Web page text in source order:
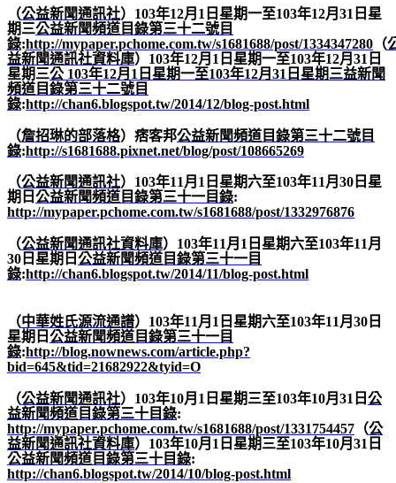
（公益新聞通訊社） 103年12月 1 日星期一至103年12月 31 日星
期三公益新聞頻道目錄第三十二號目
錄:http://mypaper.pchome.com.tw/s1681688/post/1334347280 （
益新聞通訊社資料庫） 103年12月 1 日星期一至103年12月 31 日
星期三公103年12月 1 日星期一至103年12月 31 日星期三益新聞
頻道目錄第三十二號目
錄:http://chan6.blogspot.tw/2014/12/blog-post.html
（詹招琳的部落格）痞客邦公益新聞頻道目錄第三十二號目
錄:http://s1681688.pixnet.net/blog/post/108665269
（公益新聞通訊社） 103年11 月 1 日星期六至103年11 月 30 日星
期日 公益新聞頻道目錄第三十一目錄:
http://mypaper.pchome.com.tw/s1681688/post/1332976876
（公益新聞通訊社資料庫） 103年11 月 1 日星期六至103年11 月
30 日星期日 公益新聞頻道目錄第三十一目
錄:http://chan6.blogspot.tw/2014/11/blog-post.html
（中華姓氏源流通譜） 103年11月 1 日星期六至103年11月 30 日
星期日 公益新聞頻道目錄第三十一目
錄:http://blog.nownews.com/article.php?
bid=645&tid=21682922&tyid=O
（公益新聞通訊社） 103年10月 1 日星期三至103年10月 31 日 公
益新聞頻道目錄第三十目錄:
http://mypaper.pchome.com.tw/s1681688/post/1331754457 （公
益新聞通訊社資料庫） 103年10月 1 日星期三至103年10月 31 日
公益新聞頻道目錄第三十目錄:
http://chan6.blogspot.tw/2014/10/blog-post.html